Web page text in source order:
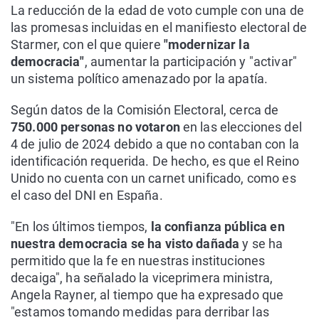
La reducción de la edad de voto cumple con una de
las promesas incluidas en el manifiesto electoral de
Starmer, con el que quiere "modernizar la
democracia", aumentar la participación y "activar"
un sistema político amenazado por la apatía.
Según datos de la Comisión Electoral, cerca de
750.000 personas no votaronen las elecciones del
4 de julio de 2024 debido a que no contaban con la
identificación requerida. De hecho, es que el Reino
Unido no cuenta con un carnet unificado, como es
el caso del DNI en España.
"En los últimos tiempos, la confianza pública en
nuestra democracia se ha visto dañada y se ha
permitido que la fe en nuestras instituciones
decaiga", ha señalado la viceprimera ministra,
Angela Rayner, al tiempo que ha expresado que
"estamos tomando medidas para derribar las